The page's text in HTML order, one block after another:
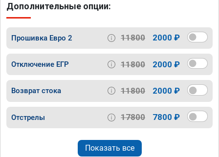
Дополнительные опции:
Прошивка Евро 2 11800 2000 ₽
Отключение ЕГР 11800 2000 ₽
Возврат стока 11800 2000 ₽
Отстрелы 17800 7800 ₽
Показать все